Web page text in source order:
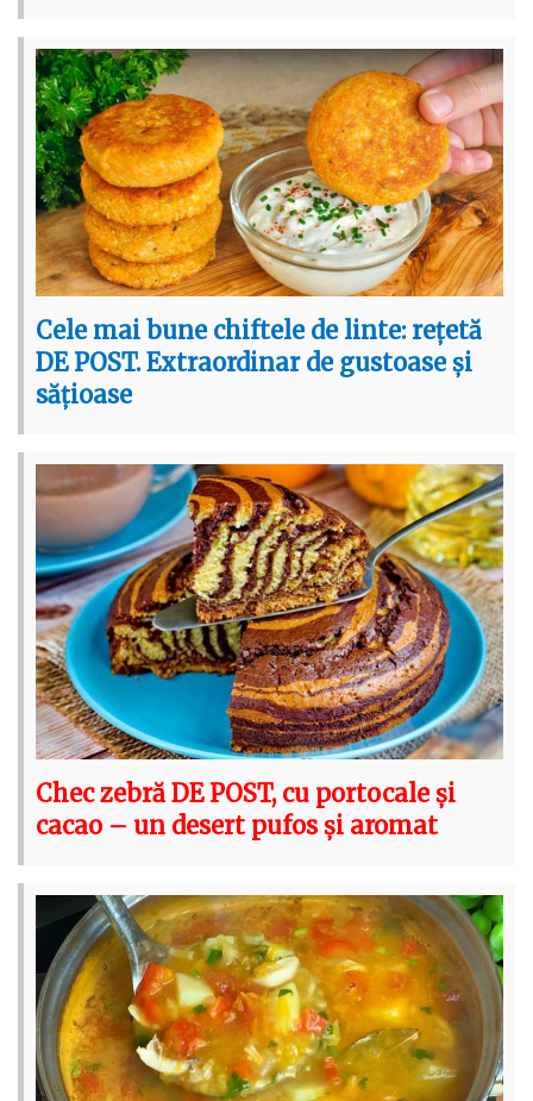
Cele mai bune chiftele de linte: rețetă
DE POST. Extraordinar de gustoase și
sățioase
Chec zebră DE POST, cu portocale și
cacao – un desert pufos și aromat